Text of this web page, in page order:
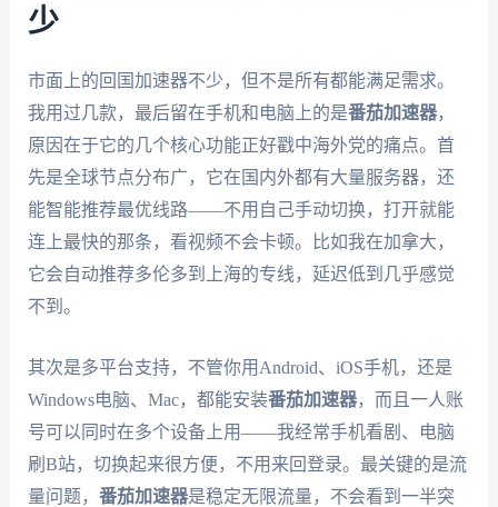
少
市面上的回国加速器不少，但不是所有都能满足需求。
我用过几款，最后留在手机和电脑上的是番茄加速器，
原因在于它的几个核心功能正好戳中海外党的痛点。首
先是全球节点分布广，它在国内外都有大量服务器，还
能智能推荐最优线路——不用自己手动切换，打开就能
连上最快的那条，看视频不会卡顿。比如我在加拿大，
它会自动推荐多伦多到上海的专线，延迟低到几乎感觉
不到。
其次是多平台支持，不管你用Android、iOS手机，还是
Windows电脑、Mac，都能安装番茄加速器，而且一人账
号可以同时在多个设备上用——我经常手机看剧、电脑
刷B站，切换起来很方便，不用来回登录。最关键的是流
量问题， 番茄加速器是稳定无限流量，不会看到一半突